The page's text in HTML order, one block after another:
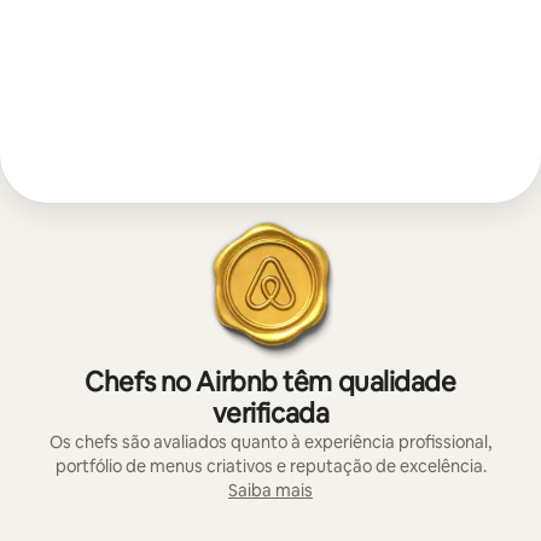
Chefs no Airbnb têm qualidade
verificada
Os chefs são avaliados quanto à experiência profissional,
portfólio de menus criativos e reputação de excelência.
Saiba mais